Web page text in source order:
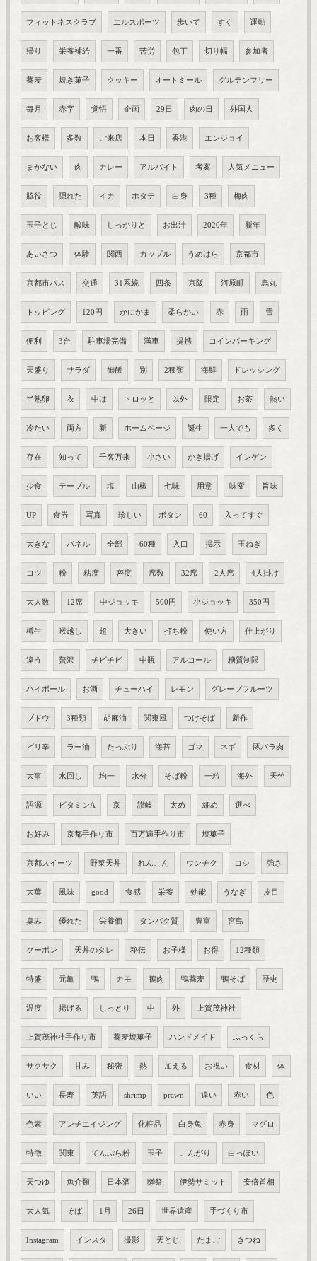
フィットネスクラブ エルスポーツ 歩いて すぐ 運動
帰り 栄養補給 一番 苦労 包丁 切り幅 参加者
蕎麦 焼き菓子 クッキー オートミール グルテンフリー
毎月 赤字 覚悟 企画 29日 肉の日 外国人
お客様 多数 ご来店 本日 香港 エンジョイ
まかない 肉 カレー アルバイト 考案 人気メニュー
脇役 隠れた イカ ホタテ 白身 3種 梅肉
玉子とじ 酸味 しっかりと お出汁 2020年 新年
あいさつ 体験 関西 カップル うめはら 京都市
京都市バス 交通 31系統 四条 京阪 河原町 烏丸
トッピング 120円 かにかま 柔らかい 赤 雨 雪
便利 3台 駐車場完備 満車 提携 コインパーキング
天盛り サラダ 御飯 別 2種類 海鮮 ドレッシング
半熟卵 衣 中は トロッと 以外 限定 お茶 熱い
冷たい 両方 新 ホームページ 誕生 一人でも 多く
存在 知って 千客万来 小さい かき揚げ インゲン
少食 テーブル 塩 山椒 七味 用意 味変 旨味
UP 食券 写真 珍しい ボタン 60 入ってすぐ
大きな パネル 全部 60種 入口 掲示 玉ねぎ
コツ 粉 粘度 密度 席数 32席 2人席 4人掛け
大人数 12席 中ジョッキ 500円 小ジョッキ 350円
樽生 喉越し 超 大きい 打ち粉 使い方 仕上がり
違う 贅沢 チビチビ 中瓶 アルコール 糖質制限
ハイボール お酒 チューハイ レモン グレープフルーツ
ブドウ 3種類 胡麻油 関東風 つけそば 新作
ピリ辛 ラー油 たっぷり 海苔 ゴマ ネギ 豚バラ肉
大事 水回し 均一 水分 そば粉 一粒 海外 天竺
語源 ビタミンA 京 讃岐 太め 細め 選べ
お好み 京都手作り市 百万遍手作り市 焼菓子
京都スイーツ 野菜天丼 れんこん ウンチク コシ 強さ
大葉 風味 good 食感 栄養 効能 うなぎ 皮目
臭み 優れた 栄養価 タンパク質 豊富 宮島
クーポン 天丼のタレ 秘伝 お子様 お得 12種類
特盛 元亀 鴨 カモ 鴨肉 鴨蕎麦 鴨そば 歴史
温度 揚げる しっとり 中 外 上賀茂神社
上賀茂神社手作り市 蕎麦焼菓子 ハンドメイド ふっくら
サクサク 甘み 秘密 熱 加える お祝い 食材 体
いい 長寿 英語 shrimp prawn 違い 赤い 色
色素 アンチエイジング 化粧品 白身魚 赤身 マグロ
特徴 関東 てんぷら粉 玉子 こんがり 白っぽい
天つゆ 魚介類 日本酒 獺祭 伊勢サミット 安倍首相
大人気 そば 1月 26日 世界遺産 手づくり市
Instagram インスタ 撮影 天とじ たまご きつね